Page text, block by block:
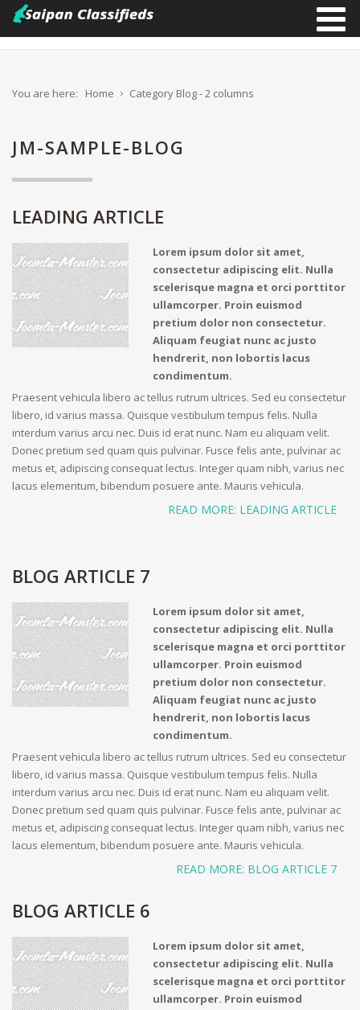
You are here: Home Category Blog - 2 columns
JM-SAMPLE-BLOG
LEADING ARTICLE
Lorem ipsum dolor sit amet,
consectetur adipiscing elit. Nulla
scelerisque magna et orci porttitor
ullamcorper. Proin euismod
pretium dolor non consectetur.
Aliquam feugiat nunc ac justo
hendrerit, non lobortis lacus
condimentum.
Praesent vehicula libero ac tellus rutrum ultrices. Sed eu consectetur
libero, id varius massa. Quisque vestibulum tempus felis. Nulla
interdum varius arcu nec. Duis id erat nunc. Nam eu aliquam velit.
Donec pretium sed quam quis pulvinar. Fusce felis ante, pulvinar ac
metus et, adipiscing consequat lectus. Integer quam nibh, varius nec
lacus elementum, bibendum posuere ante. Mauris vehicula.
READ MORE: LEADING ARTICLE
BLOG ARTICLE 7
Lorem ipsum dolor sit amet,
consectetur adipiscing elit. Nulla
scelerisque magna et orci porttitor
ullamcorper. Proin euismod
pretium dolor non consectetur.
Aliquam feugiat nunc ac justo
hendrerit, non lobortis lacus
condimentum.
Praesent vehicula libero ac tellus rutrum ultrices. Sed eu consectetur
libero, id varius massa. Quisque vestibulum tempus felis. Nulla
interdum varius arcu nec. Duis id erat nunc. Nam eu aliquam velit.
Donec pretium sed quam quis pulvinar. Fusce felis ante, pulvinar ac
metus et, adipiscing consequat lectus. Integer quam nibh, varius nec
lacus elementum, bibendum posuere ante. Mauris vehicula.
READ MORE: BLOG ARTICLE 7
BLOG ARTICLE 6
Lorem ipsum dolor sit amet,
consectetur adipiscing elit. Nulla
scelerisque magna et orci porttitor
ullamcorper. Proin euismod